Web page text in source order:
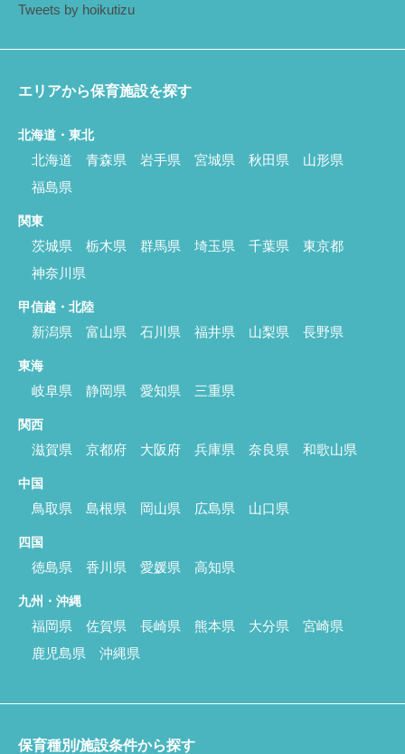
Tweets by hoikutizu
エリアから保育施設を探す
北海道・東北
北海道 青森県 岩手県 宮城県 秋田県
山形県
福島県
関東
茨城県 栃木県 群馬県 埼玉県 千葉県
東京都
神奈川県
甲信越・北陸
新潟県 富山県 石川県 福井県 山梨県 長野県
東海
岐阜県 静岡県 愛知県 三重県
関西
滋賀県 京都府 大阪府 兵庫県 奈良県 和歌山県
中国
鳥取県 島根県 岡山県 広島県 山口県
四国
徳島県 香川県 愛媛県 高知県
九州・沖縄
福岡県 佐賀県 長崎県 熊本県 大分県
宮崎県
鹿児島県
沖縄県
保育種別/施設条件から探す